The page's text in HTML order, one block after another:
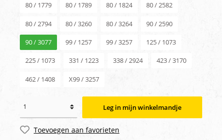
80 / 1779 80 / 1789 80 / 1824 80 / 2582
80 / 2794 80 / 3260 80 / 3264 90 / 2590
90 / 3077 99 / 1257 99 / 3257 125 / 1073
225 / 1073 331 / 1223 338 / 2924 423 / 3170
462 / 1408 X99 / 3257
Leg in mijn winkelmandje
Toevoegen aan favorieten